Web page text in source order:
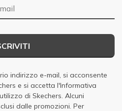
indirizzo e-mail, si acconsente
e si accetta l'Informativa
di Skechers. Alcuni
dalle promozioni. Per